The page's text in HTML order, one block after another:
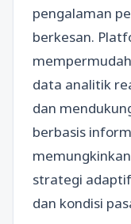
pengalaman
berkesan.
data analitik
dan
berbasis
strategi
dan kondisi